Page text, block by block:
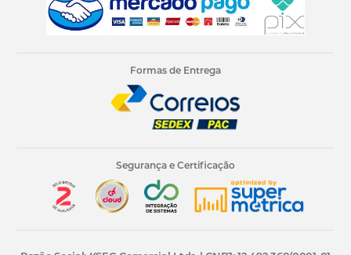
Formas de Entrega
Segurança e Certificação